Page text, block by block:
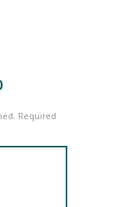
Required